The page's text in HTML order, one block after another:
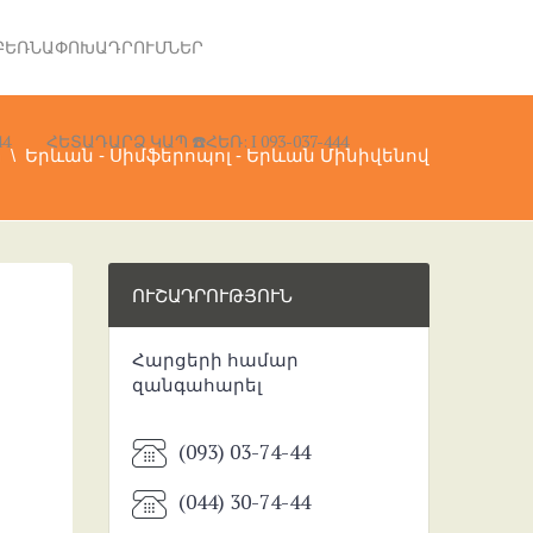
ՀԵՏԱԴԱՐՁ ԿԱՊ ☎️ՀԵՌ: I 093-037-444
Երևան - Սիմֆերոպոլ - Երևան Մինիվենով
ՈՒՇԱԴՐՈՒԹՅՈՒՆ
Հարցերի համար
զանգահարել
(093) 03-74-44
(044) 30-74-44